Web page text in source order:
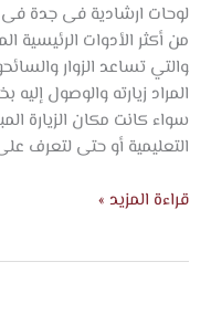
لوحات ارشادية فى جدة فى
من أكثر الأدوات الرئيسية
والتي تساعد الزوار
المراد زيارته والوصول
سواء كانت مكان الزيارة
التعليمية أو حتى لتعرف
قراءة المزيد »